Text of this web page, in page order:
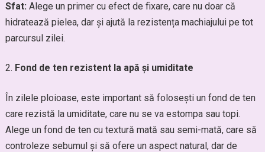
Sfat: Alege un primer cu efect de fixare, care nu doar că
hidratează pielea, dar și ajută la rezistența machiajului pe tot
parcursul zilei.
Fond de ten rezistent la apă și umiditate
În zilele ploioase, este important să folosești un fond de ten
care rezistă la umiditate, care nu se va estompa sau topi.
Alege un fond de ten cu textură mată sau semi-mată, care să
controleze sebumul și să ofere un aspect natural, dar de